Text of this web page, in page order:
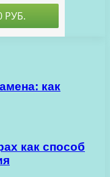
как
как способ